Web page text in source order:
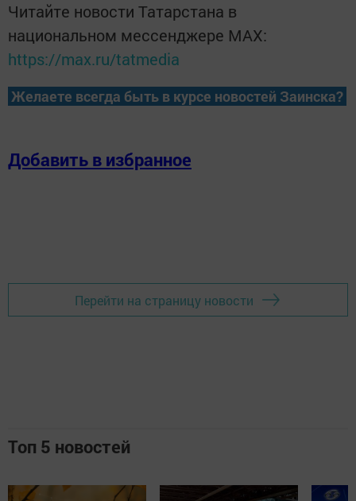
Читайте новости Татарстана в
национальном мессенджере MАХ:
https://max.ru/tatmedia
Желаете всегда быть в курсе новостей Заинска?
Добавить в избранное
Перейти на страницу новости
Топ 5 новостей